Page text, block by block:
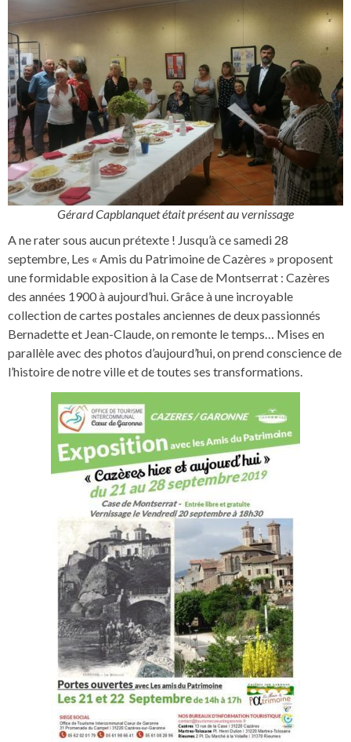
Gérard Capblanquet était présent au vernissage
A ne rater sous aucun prétexte ! Jusqu’à ce samedi 28
septembre, Les « Amis du Patrimoine de Cazères » proposent
une formidable exposition à la Case de Montserrat : Cazères
des années 1900 à aujourd’hui. Grâce à une incroyable
collection de cartes postales anciennes de deux passionnés
Bernadette et Jean-Claude, on remonte le temps… Mises en
parallèle avec des photos d’aujourd’hui, on prend conscience de
l’histoire de notre ville et de toutes ses transformations.